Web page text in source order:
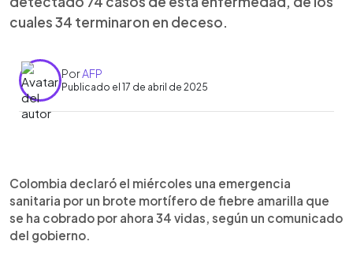
cuales 34 terminaron en deceso.
PorAFP
Publicado el 17 de abril de 2025
► Escuchar artículo
Colombia declaró el miércoles una emergencia
sanitaria por un brote mortífero de fiebre amarilla que
se ha cobrado por ahora 34 vidas, según un comunicado
del gobierno.